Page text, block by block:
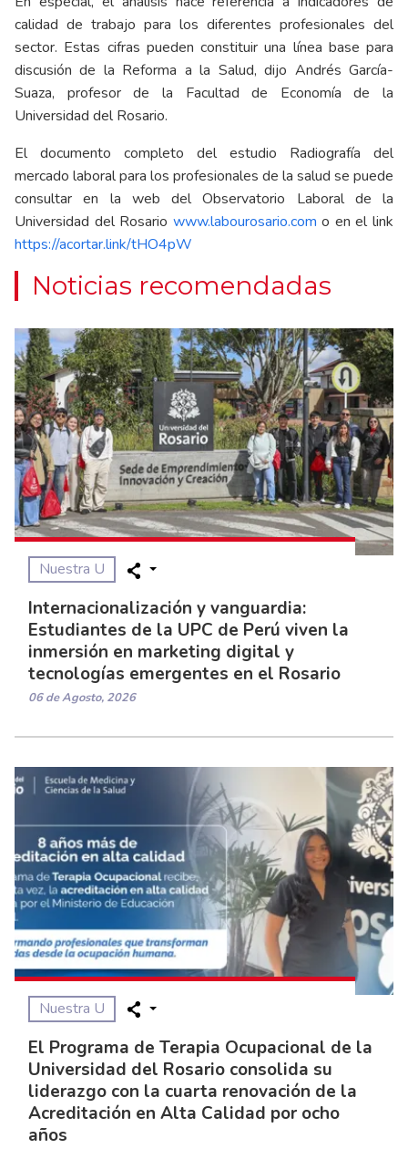
calidad de trabajo para los diferentes profesionales del
sector. Estas cifras pueden constituir una línea base para
discusión de la Reforma a la Salud, dijo Andrés García-
Suaza, profesor de la Facultad de Economía de la
Universidad del Rosario.
El documento completo del estudio Radiografía del
mercado laboral para los profesionales de la salud se puede
consultar en la web del Observatorio Laboral de la
Universidad del Rosario www.labourosario.com o en el link
https://acortar.link/tHO4pW
Noticias recomendadas
Nuestra U
Internacionalización y vanguardia:
Estudiantes de la UPC de Perú viven la
inmersión en marketing digital y
tecnologías emergentes en el Rosario
06 de Agosto, 2026
Nuestra U
El Programa de Terapia Ocupacional de la
Universidad del Rosario consolida su
liderazgo con la cuarta renovación de la
Acreditación en Alta Calidad por ocho
años